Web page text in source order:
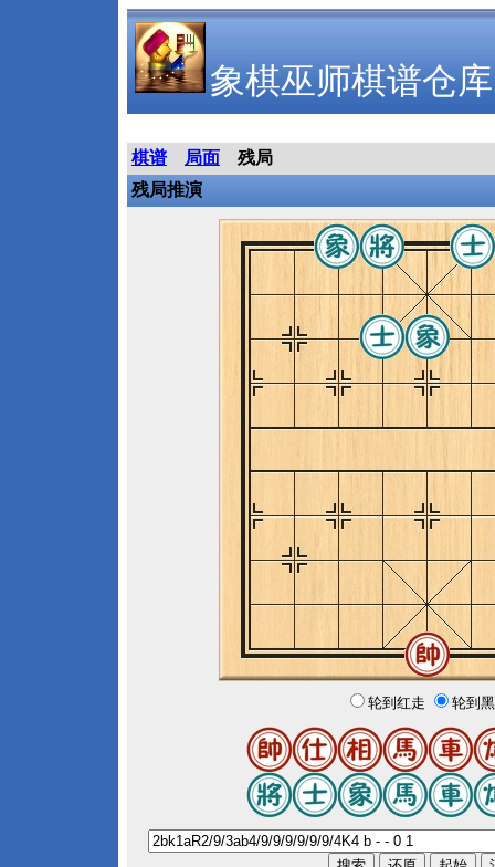
象棋巫师棋谱仓库
棋谱 局面
残局
残局推演
轮到红走 轮到